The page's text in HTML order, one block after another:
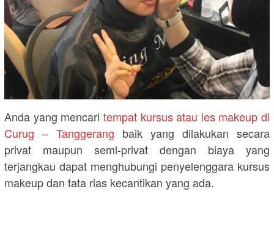
Anda yang mencari tempat kursus atau les makeup di
Curug – Tanggerang baik yang dilakukan secara
privat maupun semi-privat dengan biaya yang
terjangkau dapat menghubungi penyelenggara kursus
makeup dan tata rias kecantikan yang ada.